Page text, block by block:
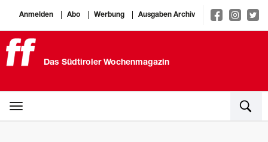
Anmelden Abo Werbung Ausgaben Archiv
Das Südtiroler Wochenmagazin